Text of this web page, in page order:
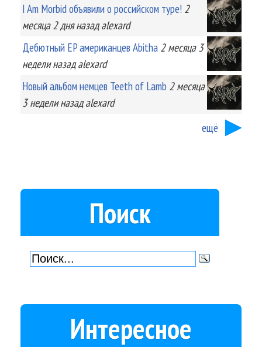
I Am Morbid объявили о российском туре! 2
месяца 2 дняназад alexard
Дебютный EP американцев Abitha 2 месяца 3
неделиназад alexard
Новый альбом немцев Teeth of Lamb 2 месяца
3 неделиназад alexard
ещё
Поиск
Интересное